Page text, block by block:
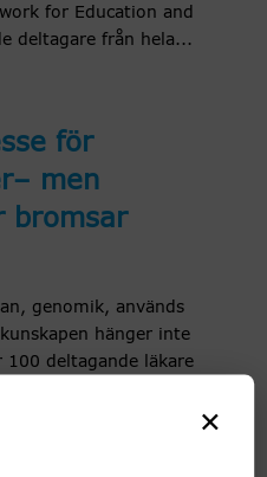
for Education and
deltagare från hela...
för
men
bromsar
genomik, används
hänger inte
100 deltagande läkare
för att tolka
×